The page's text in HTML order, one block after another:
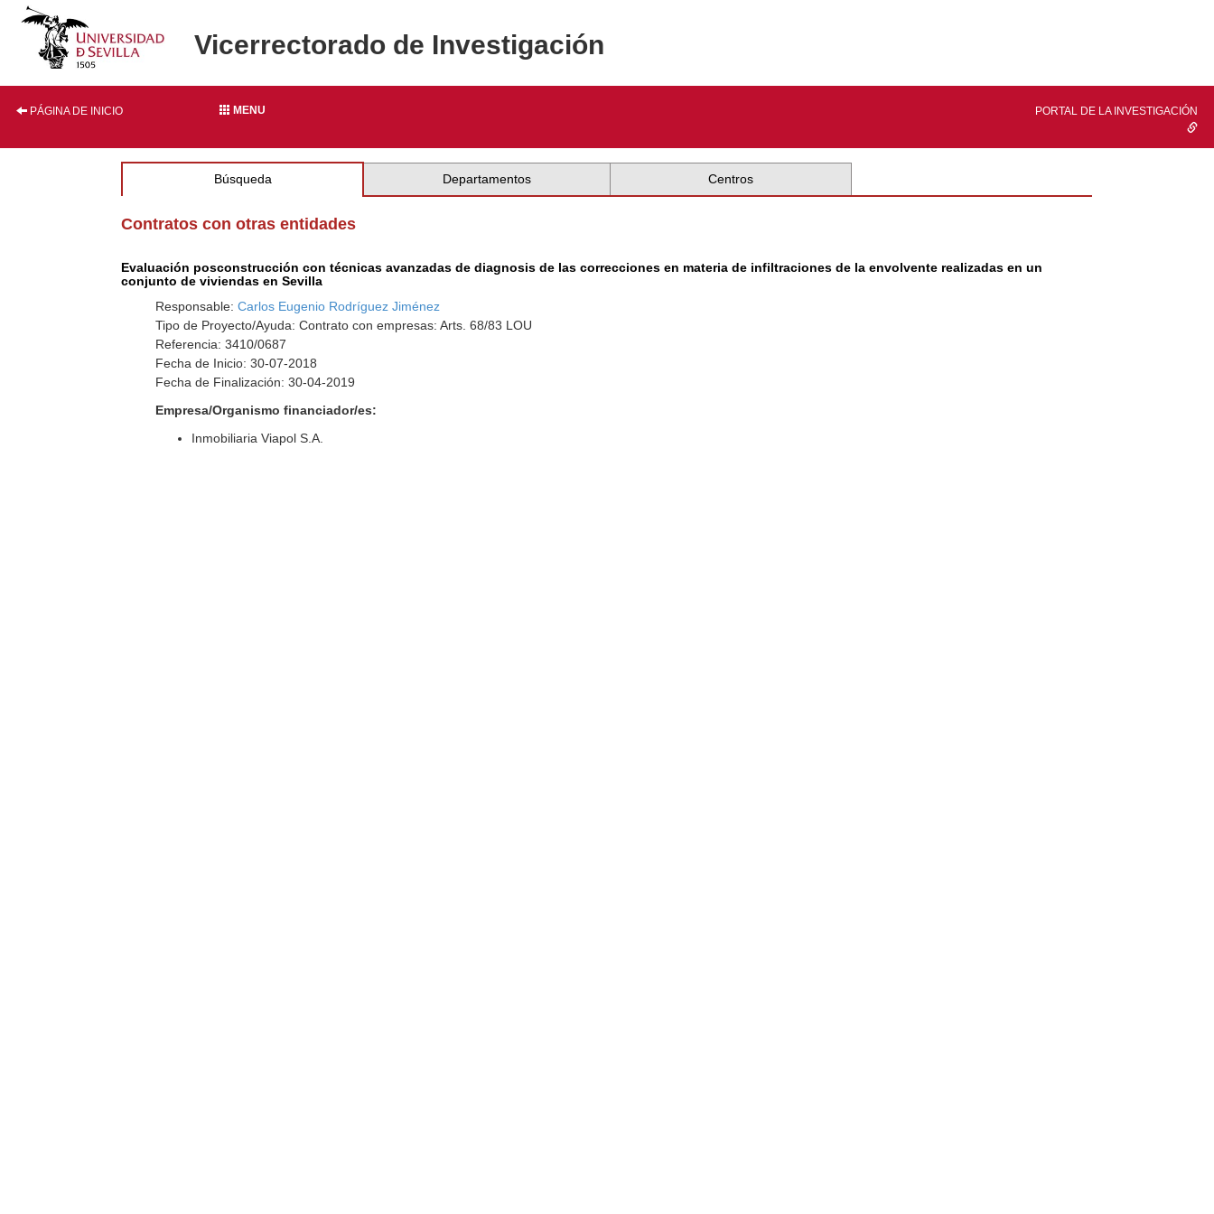
Vicerrectorado de Investigación
PÁGINA DE INICIO MENU PORTAL DE LA INVESTIGACIÓN
Búsqueda Departamentos Centros
Contratos con otras entidades
Evaluación posconstrucción con técnicas avanzadas de diagnosis de las correcciones en materia de infiltraciones de la envolvente realizadas en un
conjunto de viviendas en Sevilla
Responsable:Carlos Eugenio Rodríguez Jiménez
Tipo de Proyecto/Ayuda: Contrato con empresas: Arts. 68/83 LOU
Referencia: 3410/0687
Fecha de Inicio: 30-07-2018
Fecha de Finalización: 30-04-2019
Empresa/Organismo financiador/es:
Inmobiliaria Viapol S.A.